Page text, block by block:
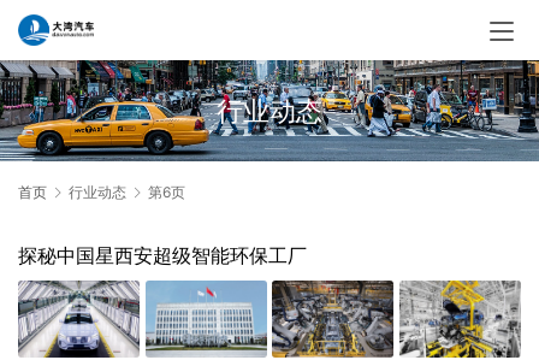
行业动态
首页 行业动态 第6页
探秘中国星西安超级智能环保工厂